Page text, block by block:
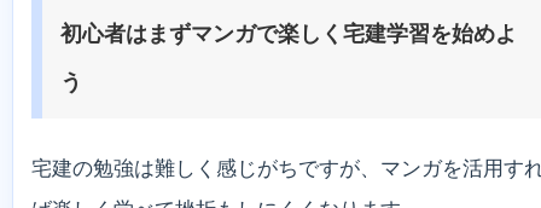
初心者はまずマンガで楽しく宅建学習を始めよ
う
宅建の勉強は難しく感じがちですが、マンガを活用す